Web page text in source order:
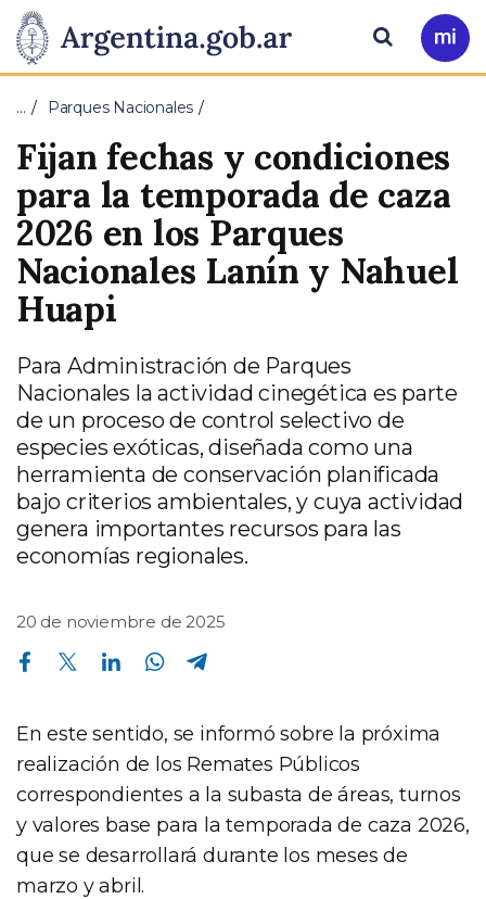
Presidencia
de
la
Nación
Pasar al contenido principal
Ir
a
Buscar
… Parques Nacionales
Fijan fechas y condiciones
para la temporada de caza
2026 en los Parques
Nacionales Lanín y Nahuel
Huapi
Para Administración de Parques
Nacionales la actividad cinegética es parte
de un proceso de control selectivo de
especies exóticas, diseñada como una
herramienta de conservación planificada
bajo criterios ambientales, y cuya actividad
genera importantes recursos para las
economías regionales.
20 de noviembre de 2025
Compartir en Facebook Compartir en Twitter Compartir en Linkedin Compartir en Whatsapp
En este sentido, se informó sobre la próxima
realización de los Remates Públicos
correspondientes a la subasta de áreas, turnos
y valores base para la temporada de caza 2026,
que se desarrollará durante los meses de
marzo y abril.